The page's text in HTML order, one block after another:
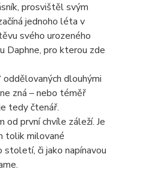
prosvištěl svým
jednoho léta v
svého urozeného
Daphne, pro kterou zde
dlouhými
zná – nebo téměř
tedy čtenář.
první chvíle záleží. Je
tolik milované
století, či jako napínavou